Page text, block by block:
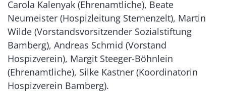
Carola Kalenyak (Ehrenamtliche), Beate
Neumeister (Hospizleitung Sternenzelt), Martin
Wilde (Vorstandsvorsitzender Sozialstiftung
Bamberg), Andreas Schmid (Vorstand
Hospizverein), Margit Steeger-Böhnlein
(Ehrenamtliche), Silke Kastner (Koordinatorin
Hospizverein Bamberg).